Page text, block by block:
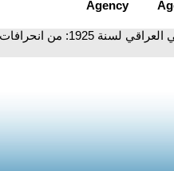
- الذكرى المئوية لصدور